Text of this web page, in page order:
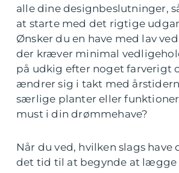
alle dine designbeslutninger,
at starte med det rigtige
Ønsker du en have med lav
der kræver minimal
på udkig efter noget farverigt
ændrer sig i takt med
særlige planter eller
must i din drømmehave?
Når du ved, hvilken slags have
det tid til at begynde at lægge